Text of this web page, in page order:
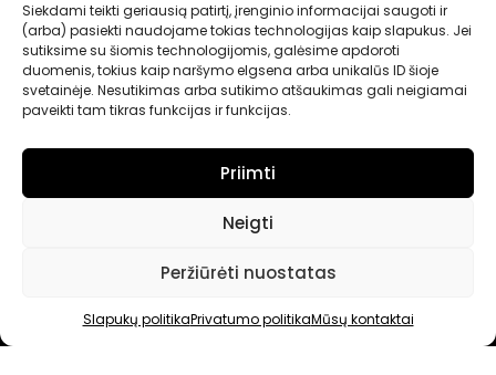
Siekdami teikti geriausią patirtį, įrenginio informacijai saugoti ir
(arba) pasiekti naudojame tokias technologijas kaip slapukus. Jei
sutiksime su šiomis technologijomis, galėsime apdoroti
duomenis, tokius kaip naršymo elgsena arba unikalūs ID šioje
svetainėje. Nesutikimas arba sutikimo atšaukimas gali neigiamai
paveikti tam tikras funkcijas ir funkcijas.
Priimti
Neigti
Peržiūrėti nuostatas
Slapukų politikaPrivatumo politikaMūsų kontaktai
Įranga gėrimams
Renginių įranga
Maisto pakavimo įranga
Nerandate norimų prekių?
kontaktuose nurodytu tel. numeriu arba el. paštu.